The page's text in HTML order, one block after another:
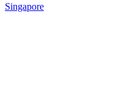
Singapore